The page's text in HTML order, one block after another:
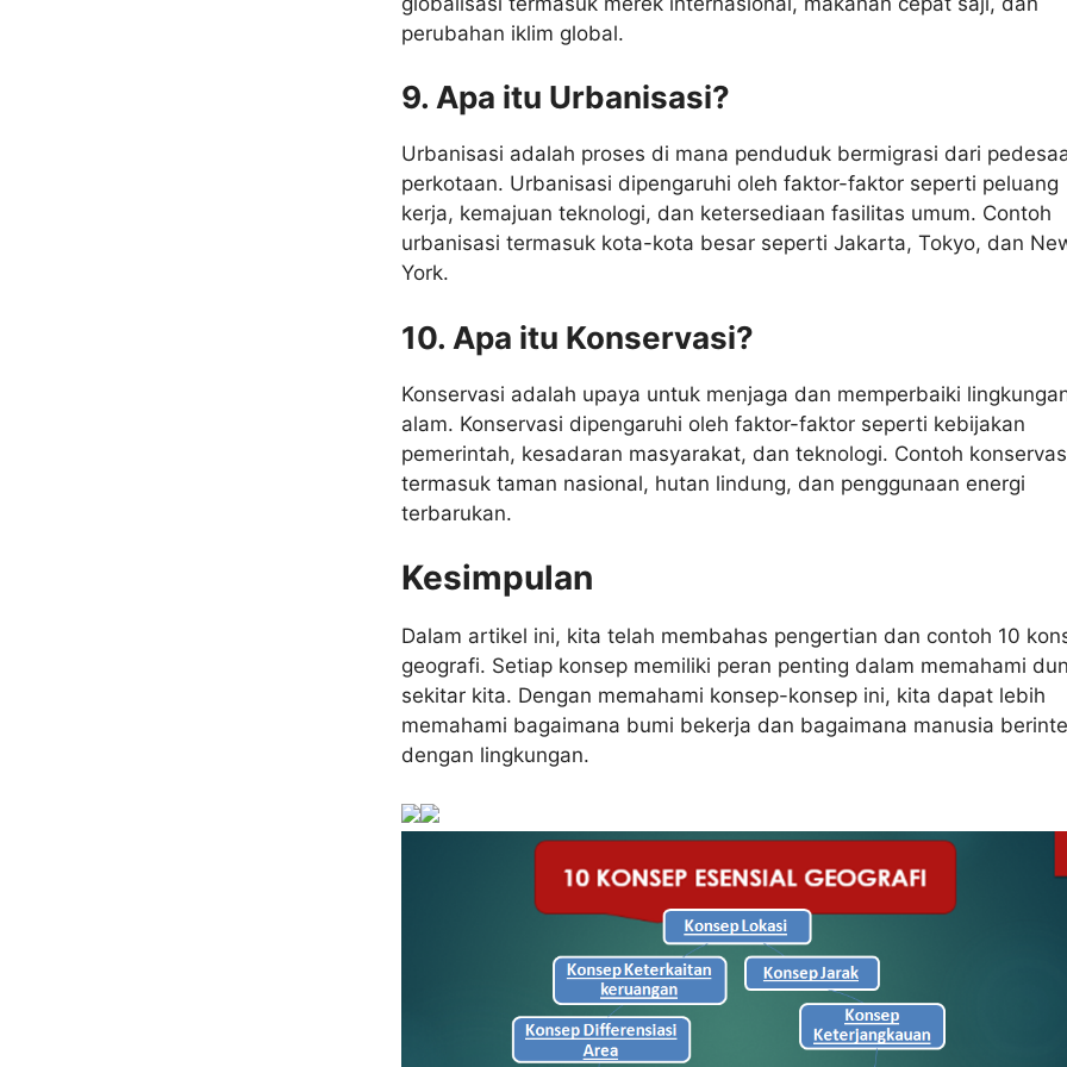
perubahan iklim global.
9. Apa itu Urbanisasi?
Urbanisasi adalah proses di mana penduduk bermigrasi dari
perkotaan. Urbanisasi dipengaruhi oleh faktor-faktor seperti peluang
kerja, kemajuan teknologi, dan ketersediaan fasilitas umum. Contoh
urbanisasi termasuk kota-kota besar seperti Jakarta, Tokyo, dan
York.
10. Apa itu Konservasi?
Konservasi adalah upaya untuk menjaga dan memperbaiki
alam. Konservasi dipengaruhi oleh faktor-faktor seperti kebijakan
pemerintah, kesadaran masyarakat, dan teknologi. Contoh
termasuk taman nasional, hutan lindung, dan penggunaan energi
terbarukan.
Kesimpulan
Dalam artikel ini, kita telah membahas pengertian dan contoh 10
geografi. Setiap konsep memiliki peran penting dalam memahami
sekitar kita. Dengan memahami konsep-konsep ini, kita dapat lebih
memahami bagaimana bumi bekerja dan bagaimana manusia
dengan lingkungan.